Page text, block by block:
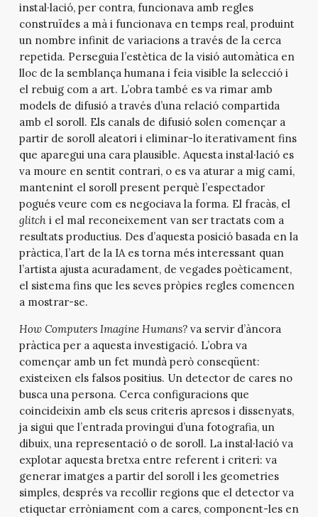
instal·lació, per contra, funcionava amb regles
construïdes a mà i funcionava en temps real, produint
un nombre infinit de variacions a través de la cerca
repetida. Perseguia l’estètica de la visió automàtica en
lloc de la semblança humana i feia visible la selecció i
el rebuig com a art. L’obra també es va rimar amb
models de difusió a través d’una relació compartida
amb el soroll. Els canals de difusió solen començar a
partir de soroll aleatori i eliminar-lo iterativament fins
que aparegui una cara plausible. Aquesta instal·lació es
va moure en sentit contrari, o es va aturar a mig camí,
mantenint el soroll present perquè l’espectador
pogués veure com es negociava la forma. El fracàs, el
glitchi el mal reconeixement van ser tractats com a
resultats productius. Des d’aquesta posició basada en la
pràctica, l’art de la IA es torna més interessant quan
l’artista ajusta acuradament, de vegades poèticament,
el sistema fins que les seves pròpies regles comencen
a mostrar-se.
How Computers Imagine Humans?va servir d’àncora
pràctica per a aquesta investigació. L’obra va
començar amb un fet mundà però conseqüent:
existeixen els falsos positius. Un detector de cares no
busca una persona. Cerca configuracions que
coincideixin amb els seus criteris apresos i dissenyats,
ja sigui que l’entrada provingui d’una fotografia, un
dibuix, una representació o de soroll. La instal·lació va
explotar aquesta bretxa entre referent i criteri: va
generar imatges a partir del soroll i les geometries
simples, després va recollir regions que el detector va
etiquetar erròniament com a cares, component-les en